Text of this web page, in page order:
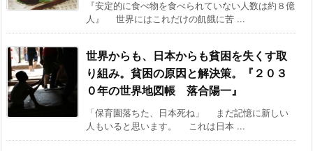
『安定的に食べ物を食べられていない人数は約８億
人』 世界にはこれだけの飢餓に苦 ...
世界からも、日本からも貧困を失くす取
り組み。貧困の原因と解決策。『２０３
０年の世界地図帳 落合陽一』
「保育園落ちた、日本死ね」 まだ記憶に新しい
人もいると思います。 これは日本 ...